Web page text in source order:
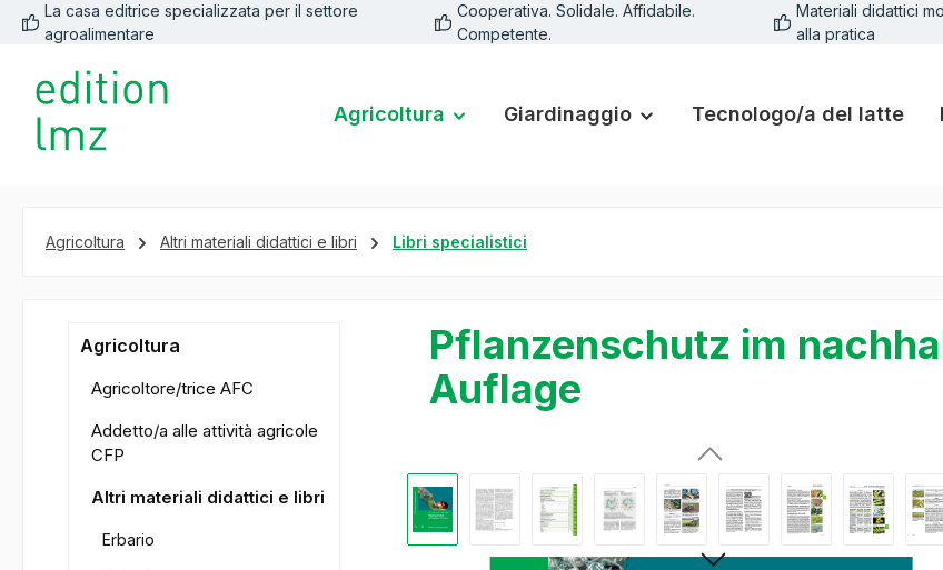
Passa alla navigazione principale
La casa editrice specializzata per il settore
agroalimentare
Cooperativa. Solidale. Affidabile.
Competente.
Materiali didattici
alla pratica
Agricoltura Giardinaggio Tecnologo/a del latte
Agricoltura Altri materiali didattici e libri Libri specialistici
Agricoltura
Agricoltore/trice AFC
Addetto/a alle attività agricole
CFP
Altri materiali didattici e libri
Erbario
Pflanzenschutz im
Auflage
Salta la galleria di immagini